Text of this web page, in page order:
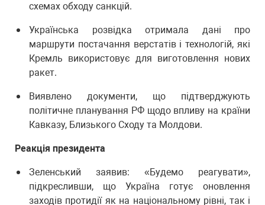
схемах обходу санкцій.
Українська розвідка отримала дані про
маршрути постачання верстатів і технологій, які
Кремль використовує для виготовлення нових
ракет.
Виявлено документи, що підтверджують
політичне планування РФ щодо впливу на країни
Кавказу, Близького Сходу та Молдови.
Реакція президента
Зеленський заявив: «Будемо реагувати»,
підкресливши, що Україна готує оновлення
заходів протидії як на національному рівні, так і